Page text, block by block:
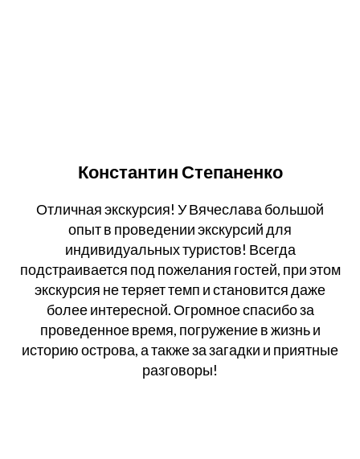
Константин Степаненко
Отличная экскурсия! У Вячеслава большой
опыт в проведении экскурсий для
индивидуальных туристов! Всегда
подстраивается под пожелания гостей, при этом
экскурсия не теряет темп и становится даже
более интересной. Огромное спасибо за
проведенное время, погружение в жизнь и
историю острова, а также за загадки и приятные
разговоры!